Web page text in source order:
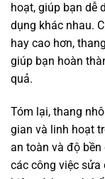
hoạt, giúp bạn dễ
dụng khác nhau.
hay cao hơn,
giúp bạn hoàn
quả.
Tóm lại, thang
gian và linh hoạt
an toàn và độ
các công việc